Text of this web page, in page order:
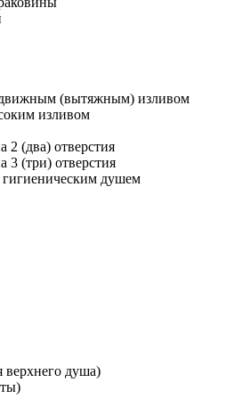
(вытяжным) изливом
изливом
2 (два) отверстия
3 (три) отверстия
душем
душа)